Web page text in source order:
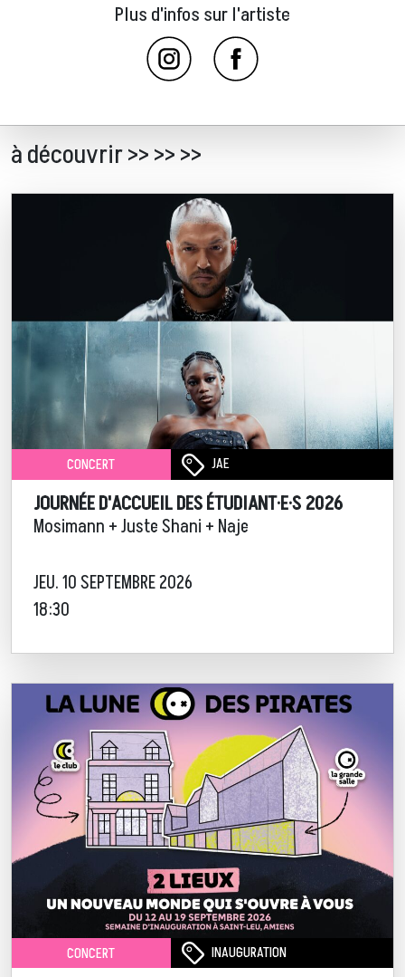
Plus d'infos sur l'artiste
à découvrir >> >> >>
CONCERT JAE
JOURNÉE D'ACCUEIL DES ÉTUDIANT·E·S 2026
Mosimann + Juste Shani + Naje
JEU. 10 SEPTEMBRE 2026
18:30
CONCERT INAUGURATION